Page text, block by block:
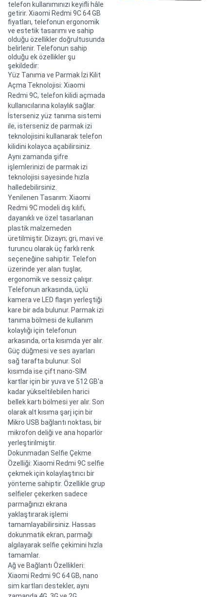
telefon kullanımınızı keyifli hâle
getirir. Xiaomi Redmi 9C 64 GB
fiyatları, telefonun ergonomik
ve estetik tasarımı ve sahip
olduğu özellikler doğrultusunda
belirlenir. Telefonun sahip
olduğu ek özellikler şu
şekildedir:
Yüz Tanıma ve Parmak İzi Kilit
Açma Teknolojisi: Xiaomi
Redmi 9C, telefon kilidi açmada
kullanıcılarına kolaylık sağlar.
İsterseniz yüz tanıma sistemi
ile, isterseniz de parmak izi
teknolojisini kullanarak telefon
kilidini kolayca açabilirsiniz.
Aynı zamanda şifre
işlemlerinizi de parmak izi
teknolojisi sayesinde hızla
halledebilirsiniz.
Yenilenen Tasarım: Xiaomi
Redmi 9C modeli dış kılıfı,
dayanıklı ve özel tasarlanan
plastik malzemeden
üretilmiştir. Dizayn; gri, mavi ve
turuncu olarak üç farklı renk
seçeneğine sahiptir. Telefon
üzerinde yer alan tuşlar,
ergonomik ve sessiz çalışır.
Telefonun arkasında, üçlü
kamera ve LED flaşın yerleştiği
kare bir ada bulunur. Parmak izi
tanıma bölmesi de kullanım
kolaylığı için telefonun
arkasında, orta kısımda yer alır.
Güç düğmesi ve ses ayarları
sağ tarafta bulunur. Sol
kısımda ise çift nano-SIM
kartlar için bir yuva ve 512 GB'a
kadar yükseltilebilen harici
bellek kartı bölmesi yer alır. Son
olarak alt kısıma şarj için bir
Mikro USB bağlantı noktası, bir
mikrofon deliği ve ana hoparlör
yerleştirilmiştir.
Dokunmadan Selfie Çekme
Özelliği: Xiaomi Redmi 9C selfie
çekmek için kolaylaştırıcı bir
yönteme sahiptir. Özellikle grup
selfieler çekerken sadece
parmağınızı ekrana
yaklaştırarak işlemi
tamamlayabilirsiniz. Hassas
dokunmatik ekran, parmağı
algılayarak selfie çekimini hızla
tamamlar.
Ağ ve Bağlantı Özellikleri:
Xiaomi Redmi 9C 64 GB, nano
sim kartları destekler, aynı